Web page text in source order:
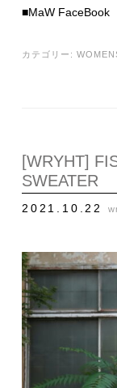
■MaW FaceBook
カテゴリー:
[WRYHT]
SWEATER
2021.10.22